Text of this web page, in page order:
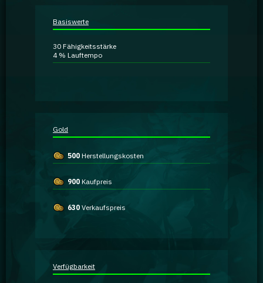
Basiswerte
30 Fähigkeitsstärke
4 % Lauftempo
Gold
500 Herstellungskosten
900 Kaufpreis
630 Verkaufspreis
Verfügbarkeit